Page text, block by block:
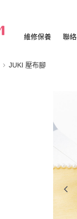
維修保養 聯
JUKI 壓布腳